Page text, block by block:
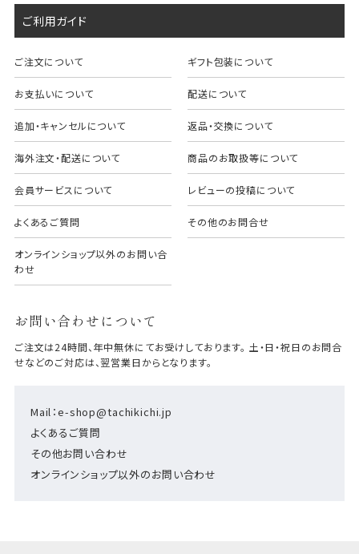
ご利用ガイド
ご注文について ギフト包装について
お支払いについて 配送について
追加・キャンセルについて 返品・交換について
海外注文・配送について 商品のお取扱等について
会員サービスについて レビューの投稿について
よくあるご質問 その他のお問合せ
オンラインショップ以外のお問い合
わせ
お問い合わせについて
Mail：e-shop@tachikichi.jp
よくあるご質問
その他お問い合わせ
オンラインショップ以外のお問い合わせ
ご注文は24時間、年中無休にてお受けしております。 土・日・祝日のお問合
せなどのご対応は、翌営業日からとなります。